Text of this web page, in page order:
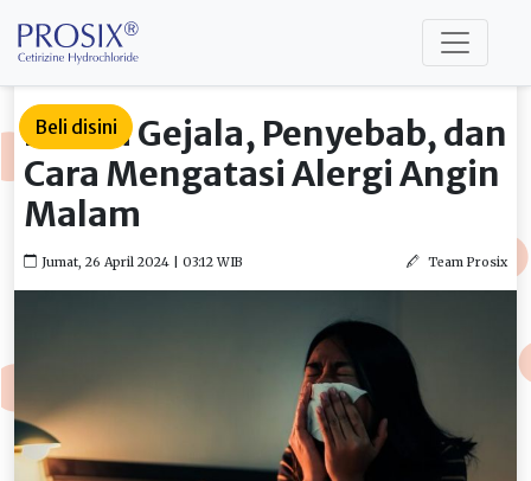
Beli disini
Kenali Gejala, Penyebab, dan
Cara Mengatasi Alergi Angin
Malam
Jumat, 26 April 2024 | 03:12 WIB Team Prosix